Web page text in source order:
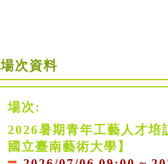
場次資料
場次:
2026暑期青年工藝人才
國立臺南藝術大學】